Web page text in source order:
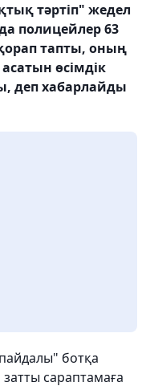
тәртіп" жедел
полицейлер 63
тапты, оның
өсімдік
деп хабарлайды
ботқа
затты сараптамаға